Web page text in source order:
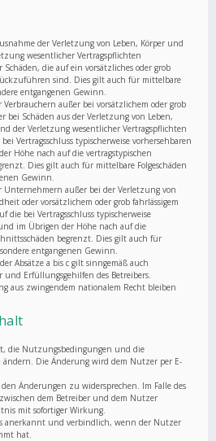
der Verletzung von Leben, Körper und
wesentlicher Vertragspflichten
die auf ein vorsätzliches oder grob
sind. Dies gilt auch für mittelbare
entgangenen Gewinn.
außer bei vorsätzlichem oder grob
bei Schäden aus der Verletzung von Leben,
der Verletzung wesentlicher Vertragspflichten
Vertragsschluss typischerweise vorhersehbaren
Höhe nach auf die vertragstypischen
Dies gilt auch für mittelbare Folgeschäden
Gewinn.
Unternehmern außer bei der Verletzung von
oder vorsätzlichem oder grob fahrlässigem
die bei Vertragsschluss typischerweise
im Übrigen der Höhe nach auf die
begrenzt. Dies gilt auch für
entgangenen Gewinn.
Absätze a bis c gilt sinngemäß auch
Erfüllungsgehilfen des Betreibers.
aus zwingendem nationalem Recht bleiben
die Nutzungsbedingungen und die
Die Änderung wird dem Nutzer per E-
Änderungen zu widersprechen. Im Falle des
dem Betreiber und dem Nutzer
mit sofortiger Wirkung.
anerkannt und verbindlich, wenn der Nutzer
hat.